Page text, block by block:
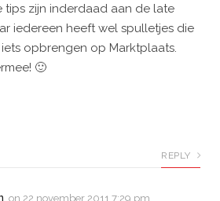
tips zijn inderdaad aan de late
iedereen heeft wel spulletjes die
opbrengen op Marktplaats.
🙂
REPLY
on 22 november 2011 7:29 pm